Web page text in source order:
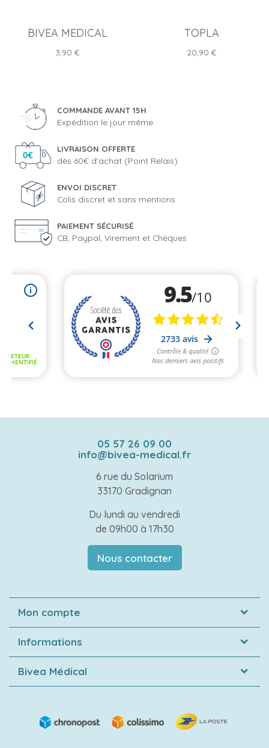
BIVEA MEDICAL
Prix
3,90 €
TOPLA
Prix
20,90 €
COMMANDE AVANT 15H
Expédition le jour même
LIVRAISON OFFERTE
dès 60€ d'achat (Point Relais)
ENVOI DISCRET
Colis discret et sans mentions
PAIEMENT SÉCURISÉ
CB, Paypal, Virement et Chèques
05 57 26 09 00
info@bivea-medical.fr
6 rue du Solarium
33170 Gradignan
Du lundi au vendredi
de 09h00 à 17h30
Nous contacter
Mon compte
Informations
Bivea Médical